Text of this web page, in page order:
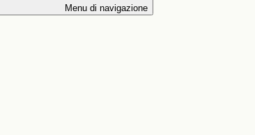
Menu di navigazione